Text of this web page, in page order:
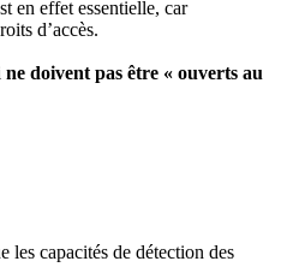
en effet essentielle, car
d’accès.
ne doivent pas être « ouverts au
les capacités de détection des